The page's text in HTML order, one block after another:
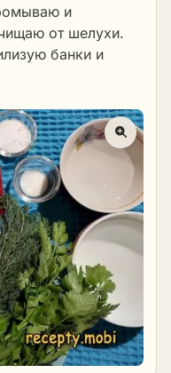
и
от шелухи.
банки и